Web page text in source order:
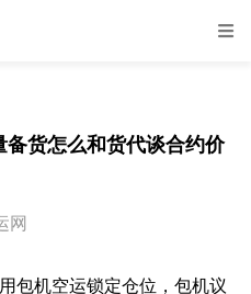
货怎么和货代谈合约价
网
机空运锁定仓位，包机议